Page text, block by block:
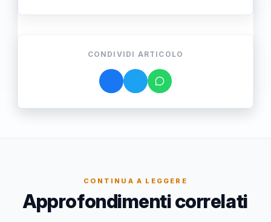
CONDIVIDI ARTICOLO
CONTINUA A LEGGERE
Approfondimenti correlati